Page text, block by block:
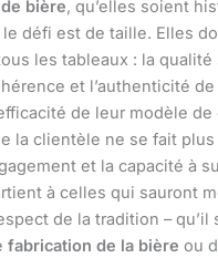
bière, qu’elles soient
défi est de taille. Elles
les tableaux : la
et l’authenticité
de leur modèle
la clientèle ne se fait plus
et la capacité à
à celles qui sauront
de la tradition – qu’il
fabrication de la bière ou